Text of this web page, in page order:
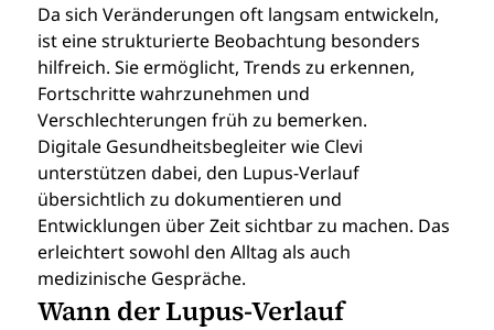
Da sich Veränderungen oft langsam entwickeln,
ist eine strukturierte Beobachtung besonders
hilfreich. Sie ermöglicht, Trends zu erkennen,
Fortschritte wahrzunehmen und
Verschlechterungen früh zu bemerken.
Digitale Gesundheitsbegleiter wie Clevi
unterstützen dabei, den Lupus-Verlauf
übersichtlich zu dokumentieren und
Entwicklungen über Zeit sichtbar zu machen. Das
erleichtert sowohl den Alltag als auch
medizinische Gespräche.
Wann der Lupus-Verlauf